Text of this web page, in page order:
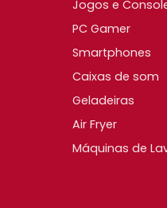
Jogos e
PC Gamer
Smartphones
Caixas de som
Geladeiras
Air Fryer
Máquinas de